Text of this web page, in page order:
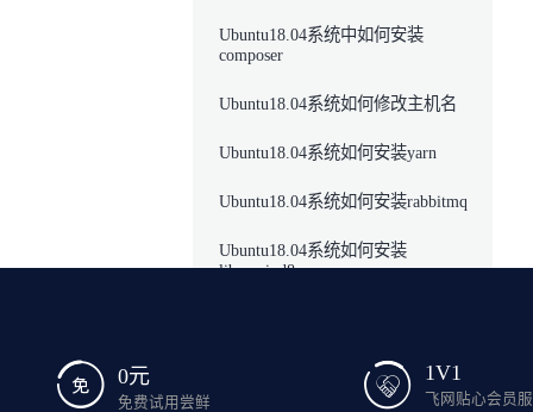
Ubuntu18.04系统中如何安装
composer
Ubuntu18.04系统如何修改主机名
Ubuntu18.04系统如何安装yarn
Ubuntu18.04系统如何安装rabbitmq
Ubuntu18.04系统如何安装
libunwind8
Ubuntu18.04系统中如何安装
0元
免费试用尝鲜
1V1
飞网贴心会员